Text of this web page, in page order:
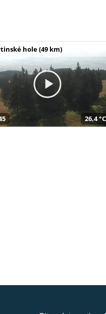
hole (49 km)
26,4 °C